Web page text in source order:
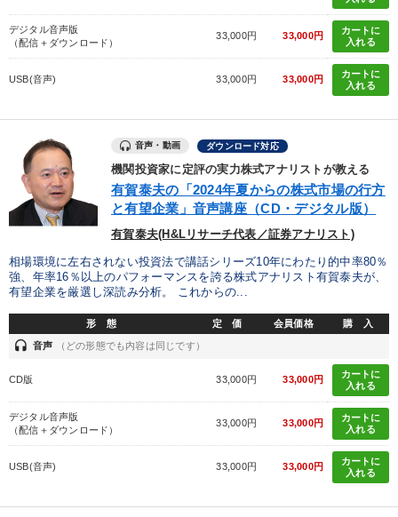
デジタル音声版
（配信＋ダウンロード）
33,000円 33,000円
カートに
入れる
USB(音声) 33,000円 33,000円
カートに
入れる
音声・動画 ダウンロード対応
機関投資家に定評の実力株式アナリストが教える
有賀泰夫の「2024年夏からの株式市場の行方
と有望企業」音声講座（CD・デジタル版）
有賀泰夫(H&Lリサーチ代表／証券アナリスト)
相場環境に左右されない投資法で講話シリーズ10年にわたり的中率80％
強、年率16％以上のパフォーマンスを誇る株式アナリスト有賀泰夫が、
有望企業を厳選し深読み分析。 これからの...
形 態 定 価 会員価格 購 入
headset 音声 （どの形態でも内容は同じです）
CD版 33,000円 33,000円
カートに
入れる
デジタル音声版
（配信＋ダウンロード）
33,000円 33,000円
カートに
入れる
USB(音声) 33,000円 33,000円
カートに
入れる